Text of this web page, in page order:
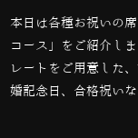
本日は各種お祝いの
コース」をご紹介し
レートをご用意した
婚記念日、合格祝い